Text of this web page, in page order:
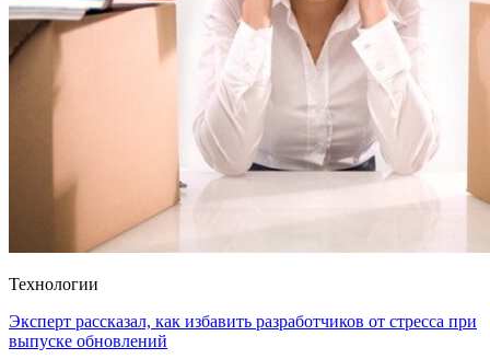
Технологии
Эксперт рассказал, как избавить разработчиков от стресса при
выпуске обновлений